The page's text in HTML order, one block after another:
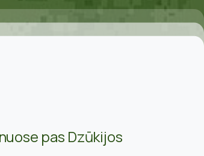
pas Dzūkijos